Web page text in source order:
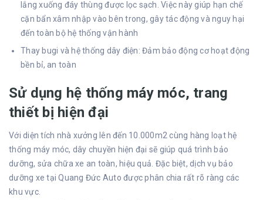
lắng xuống đáy thùng được lọc sạch. Việc này giúp hạn chế
cặn bẩn xâm nhập vào bên trong, gây tác động và nguy hại
đến toàn bộ hệ thống vận hành
Thay bugi và hệ thống dây điện: Đảm bảo động cơ hoạt động
bền bỉ, an toàn
Sử dụng hệ thống máy móc, trang
thiết bị hiện đại
Với diện tích nhà xưởng lên đến 10.000m2 cùng hàng loạt hệ
thống máy móc, dây chuyền hiện đại sẽ giúp quá trình bảo
dưỡng, sửa chữa xe an toàn, hiệu quả. Đặc biệt, dịch vụ bảo
dưỡng xe tại Quang Đức Auto được phân chia rất rõ ràng các
khu vực.